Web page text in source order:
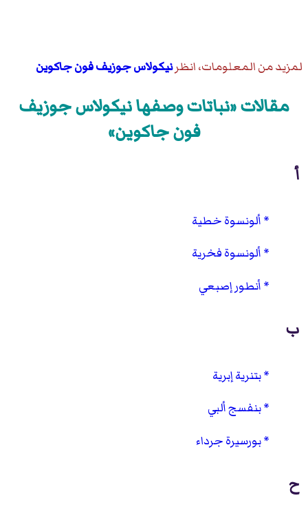
لمزيد من المعلومات، انظرنيكولاس جوزيف فون جاكوين
مقالات «نباتات وصفها نيكولاس جوزيف
فون جاكوين»
أ
ألونسوة خطية
ألونسوة فخرية
أنطور إصبعي
ب
بتنرية إبرية
بنفسج ألبي
بورسيرة جرداء
ح